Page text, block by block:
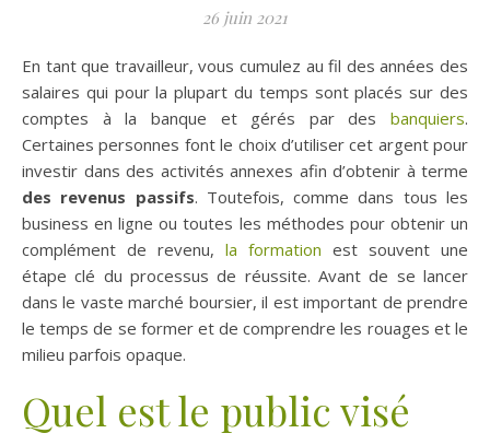
26 juin 2021
En tant que travailleur, vous cumulez au fil des années des
salaires qui pour la plupart du temps sont placés sur des
comptes à la banque et gérés par des banquiers.
Certaines personnes font le choix d’utiliser cet argent pour
investir dans des activités annexes afin d’obtenir à terme
des revenus passifs. Toutefois, comme dans tous les
business en ligne ou toutes les méthodes pour obtenir un
complément de revenu, la formation est souvent une
étape clé du processus de réussite. Avant de se lancer
dans le vaste marché boursier, il est important de prendre
le temps de se former et de comprendre les rouages et le
milieu parfois opaque.
Quel est le public visé